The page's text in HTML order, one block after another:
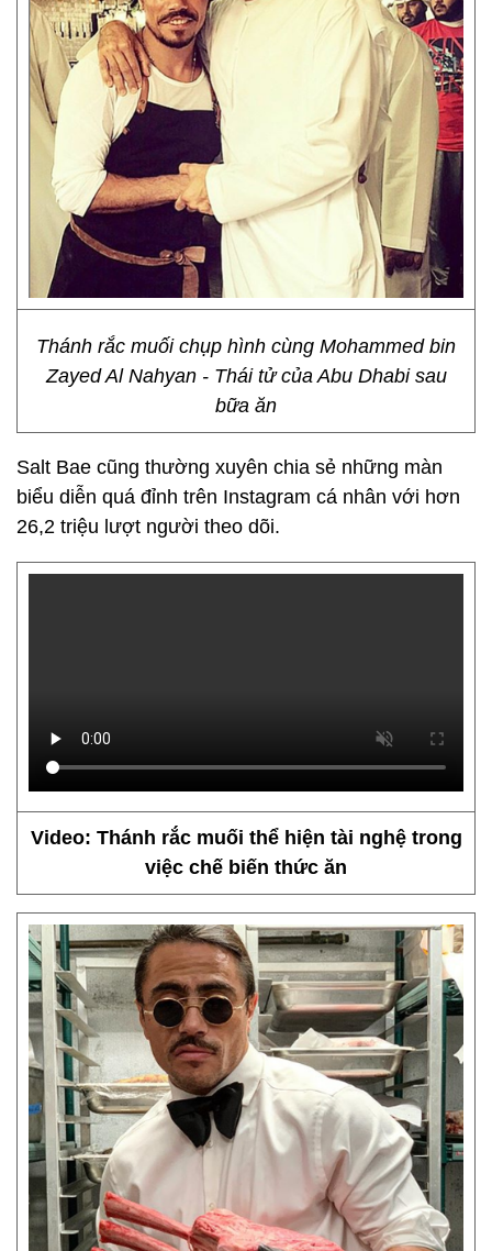
Thánh rắc muối chụp hình cùng Mohammed bin
Zayed Al Nahyan - Thái tử của Abu Dhabi sau
bữa ăn
Salt Bae cũng thường xuyên chia sẻ những màn
biểu diễn quá đỉnh trên Instagram cá nhân với hơn
26,2 triệu lượt người theo dõi.
Video: Thánh rắc muối thể hiện tài nghệ trong
việc chế biến thức ăn